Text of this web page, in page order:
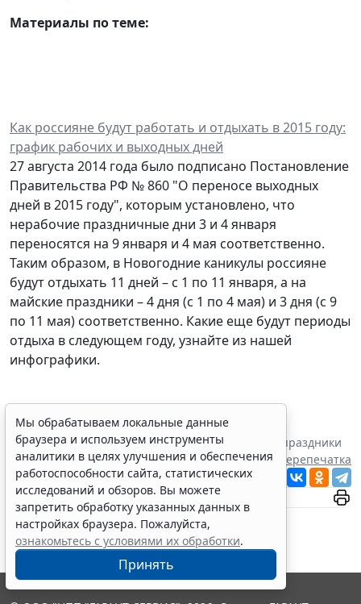
Материалы по теме:
Как россияне будут работать и отдыхать в 2015 году:
график рабочих и выходных дней
27 августа 2014 года было подписано Постановление
Правительства РФ № 860 "О переносе выходных
дней в 2015 году", которым установлено, что
нерабочие праздничные дни 3 и 4 января
переносятся на 9 января и 4 мая соответственно.
Таким образом, в Новогодние каникулы россияне
будут отдыхать 11 дней – с 1 по 11 января, а на
майские праздники – 4 дня (с 1 по 4 мая) и 3 дня (с 9
по 11 мая) соответственно. Какие еще будут периоды
отдыха в следующем году, узнайте из нашей
инфографики.
Теги:налоги, сборы, взносы,профессиональные праздники
Перепечатка
Читать ГАРАНТ.РУ в
Новостии Дзен
Мы обрабатываем локальные данные
браузера и используем инструменты
аналитики в целях улучшения и обеспечения
работоспособности сайта, статистических
исследований и обзоров. Вы можете
запретить обработку указанных данных в
настройках браузера. Пожалуйста,
ознакомьтесь с условиями их обработки.
Принять